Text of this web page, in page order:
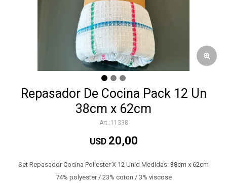
Repasador De Cocina Pack 12 Un
38cm x 62cm
11338
USD 20,00
Set Repasador Cocina Poliester X 12 Unid Medidas: 38cm x 62cm
74% polyester / 23% coton / 3% viscose